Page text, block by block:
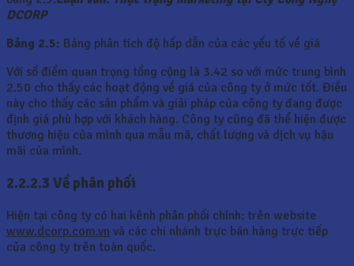
DCORP
Bảng 2.5: Bảng phân tích độ hấp dẫn của các yếu tố về giá
Với số điểm quan trọng tổng cộng là 3.42 so với mức trung bình
2.50 cho thấy các hoạt động về giá của công ty ở mức tốt. Điều
này cho thấy các sản phẩm và giải pháp của công ty đang được
định giá phù hợp với khách hàng. Công ty cũng đã thể hiện được
thương hiệu của mình qua mẫu mã, chất lượng và dịch vụ hậu
mãi của mình.
2.2.2.3 Về phân phối
Hiện tại công ty có hai kênh phân phối chính: trên website
www.dcorp.com.vn và các chi nhánh trực bán hàng trực tiếp
của công ty trên toàn quốc.